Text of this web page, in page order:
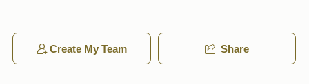
$1,800.00
$1,800.00
Create My Team Share